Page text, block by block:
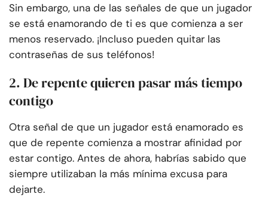
Sin embargo, una de las señales de que un jugador
se está enamorando de ti es que comienza a ser
menos reservado. ¡Incluso pueden quitar las
contraseñas de sus teléfonos!
2. De repente quieren pasar más tiempo
contigo
Otra señal de que un jugador está enamorado es
que de repente comienza a mostrar afinidad por
estar contigo. Antes de ahora, habrías sabido que
siempre utilizaban la más mínima excusa para
dejarte.